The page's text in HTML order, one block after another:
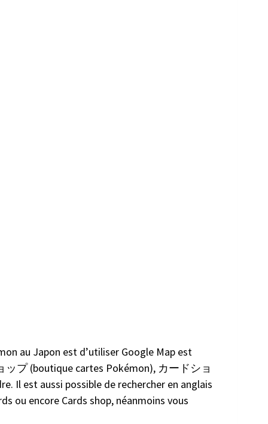
au Japon est d’utiliser Google Map est
ップ (boutique cartes Pokémon), カードショ
Il est aussi possible de rechercher en anglais
ou encore Cards shop, néanmoins vous